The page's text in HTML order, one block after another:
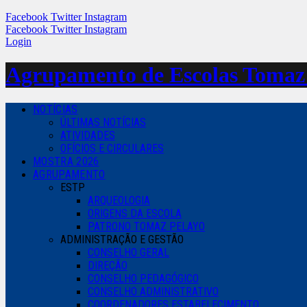
Facebook Twitter Instagram
Facebook Twitter Instagram
Login
Agrupamento de Escolas
NOTÍCIAS
ÚLTIMAS NOTÍCIAS
ATIVIDADES
OFÍCIOS E CIRCULARES
MOSTRA 2026
AGRUPAMENTO
ESTP
ARQUEOLOGIA
ORIGENS DA ESCOLA
PATRONO TOMAZ PELAYO
ADMINISTRAÇÃO E GESTÃO
CONSELHO GERAL
DIREÇÃO
CONSELHO PEDAGÓGICO
CONSELHO ADMINISTRATIVO